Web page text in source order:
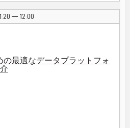
| 12:00
最適なデータプラットフォ